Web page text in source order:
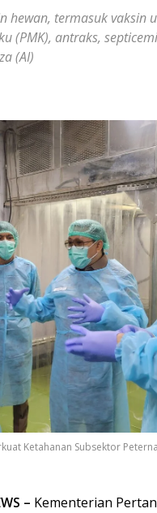
hewan, termasuk vaksin
(PMK), antraks,
(AI)
Ketahanan Subsektor
– Kementerian